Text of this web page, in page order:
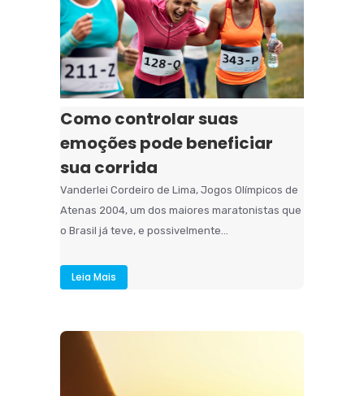
Como controlar suas
emoções pode beneficiar
sua corrida
Vanderlei Cordeiro de Lima, Jogos Olímpicos de
Atenas 2004, um dos maiores maratonistas que
o Brasil já teve, e possivelmente...
Leia Mais